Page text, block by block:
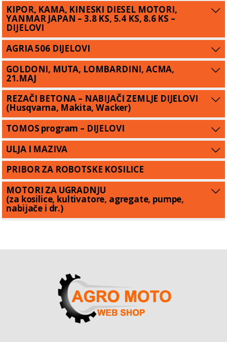
KIPOR, KAMA, KINESKI DIESEL MOTORI,
YANMAR JAPAN – 3.8 KS, 5.4 KS, 8.6 KS –
DIJELOVI
AGRIA 506 DIJELOVI
GOLDONI, MUTA, LOMBARDINI, ACMA,
21.MAJ
REZAČI BETONA – NABIJAČI ZEMLJE DIJELOVI
(Husqvarna, Makita, Wacker)
TOMOS program – DIJELOVI
ULJA I MAZIVA
PRIBOR ZA ROBOTSKE KOSILICE
MOTORI ZA UGRADNJU
(za kosilice, kultivatore, agregate, pumpe,
nabijače i dr.)